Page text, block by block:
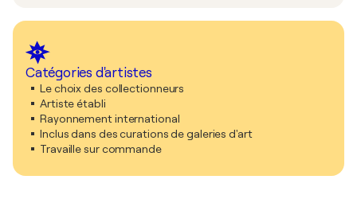
Catégories d'artistes
Le choix des collectionneurs
Artiste établi
Rayonnement international
Inclus dans des curations de galeries d'art
Travaille sur commande